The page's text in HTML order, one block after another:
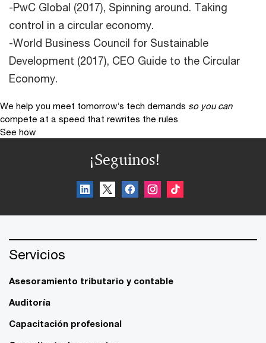
-PwC Global (2017), Spinning around. Taking
control in a circular economy.
-World Business Council for Sustainable
Development (2017), CEO Guide to the Circular
Economy.
We help you meet tomorrow’s tech demands so you can
compete at a speed that rewrites the rules
See how
¡Seguinos!
Servicios
Asesoramiento tributario y contable
Auditoría
Capacitación profesional